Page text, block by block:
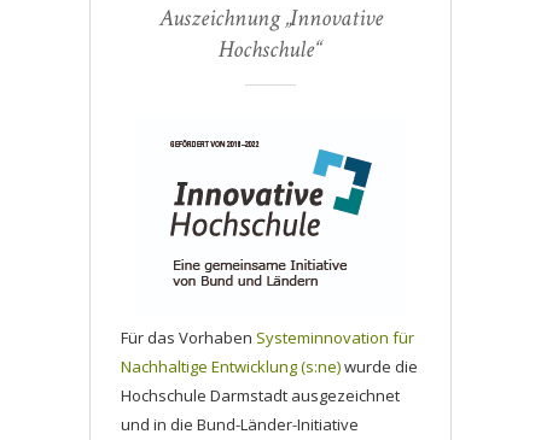
Auszeichnung „Innovative
Hochschule“
Für das Vorhaben Systeminnovation für
Nachhaltige Entwicklung (s:ne)wurde die
Hochschule Darmstadt ausgezeichnet
und in die Bund-Länder-Initiative